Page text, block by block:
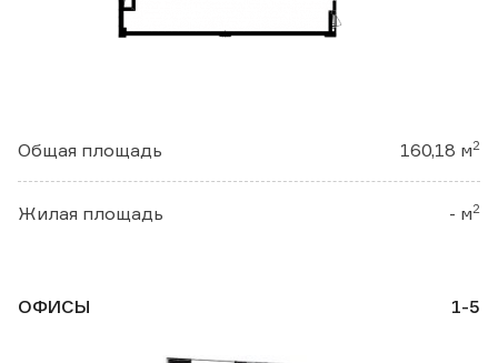
Общая площадь 160,18 м2
Жилая площадь - м2
ОФИСЫ 1-5